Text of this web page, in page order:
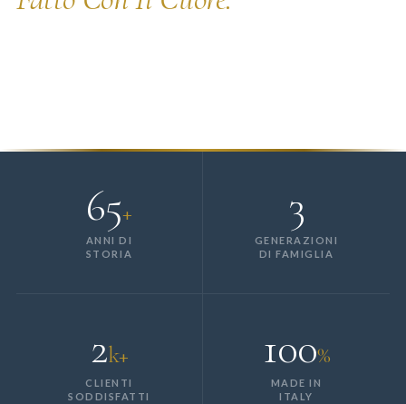
65+
ANNI DI
STORIA
3
GENERAZIONI
DI FAMIGLIA
2k+
CLIENTI
SODDISFATTI
100%
MADE IN
ITALY